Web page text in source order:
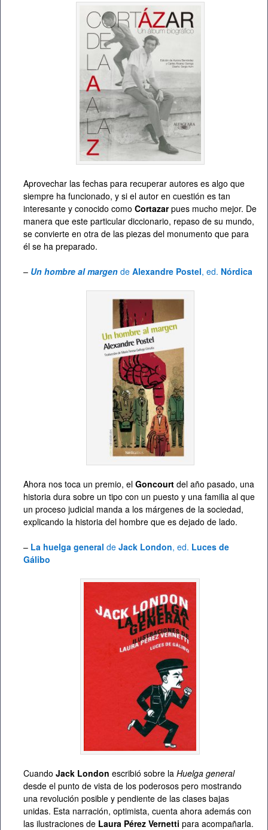
Aprovechar las fechas para recuperar autores es algo que
siempre ha funcionado, y si el autor en cuestión es tan
interesante y conocido como Cortazarpues mucho mejor. De
manera que este particular diccionario, repaso de su mundo,
se convierte en otra de las piezas del monumento que para
él se ha preparado.
– Un hombre al margen de Alexandre Postel, ed. Nórdica
Ahora nos toca un premio, el Goncourt del año pasado, una
historia dura sobre un tipo con un puesto y una familia al que
un proceso judicial manda a los márgenes de la sociedad,
explicando la historia del hombre que es dejado de lado.
– La huelga general de Jack London, ed. Luces de
Gálibo
Cuando Jack London escribió sobre la Huelga general
desde el punto de vista de los poderosos pero mostrando
una revolución posible y pendiente de las clases bajas
unidas. Esta narración, optimista, cuenta ahora además con
las ilustraciones de Laura Pérez Vernetti para acompañarla.